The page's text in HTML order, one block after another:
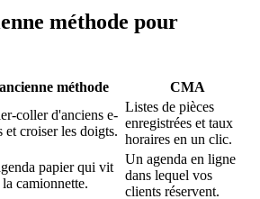
méthode pour
méthode CMA‎
coller d'anciens e-
et croiser les doigts.
Listes de pièces
enregistrées et taux
horaires en un clic.
papier qui vit
la camionnette.
Un agenda en ligne
dans lequel vos
clients réservent.